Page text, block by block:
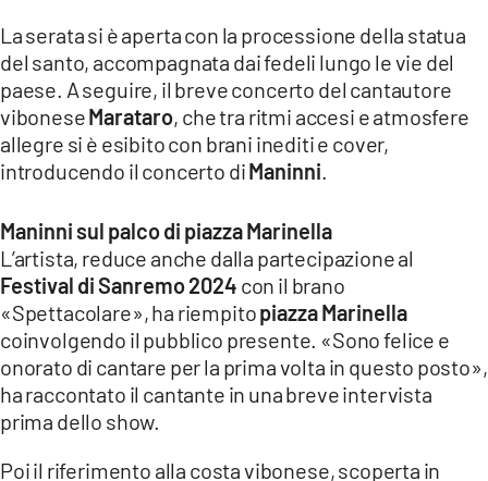
La serata si è aperta con la processione della statua
del santo, accompagnata dai fedeli lungo le vie del
paese. A seguire, il breve concerto del cantautore
viboneseMarataro, che tra ritmi accesi e atmosfere
allegre si è esibito con brani inediti e cover,
introducendo il concerto diManinni
Maninni sul palco di piazza Marinella
L’artista, reduce anche dalla partecipazione al
Festival di Sanremo 2024 con il brano
«Spettacolare», ha riempitopiazza Marinella
coinvolgendo il pubblico presente. «Sono felice e
onorato di cantare per la prima volta in questo posto»,
ha raccontato il cantante in una breve intervista
prima dello show.
Poi il riferimento alla costa vibonese, scoperta in